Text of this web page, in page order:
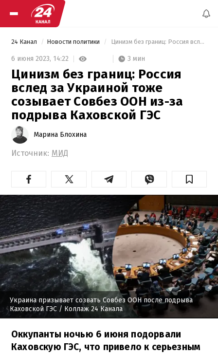
24 Канал Новости политики Цинизм без границ: Россия вслед за Украиной тоже созывает Совбез ООН из-за подрыва Каховской ГЭС
6 июня 2023, 14:22 3 мин
Цинизм без границ: Россия
вслед за Украиной тоже
созывает Совбез ООН из-за
подрыва Каховской ГЭС
Марина Блохина
Источник: МИД
Украина призывает созвать Совбез ООН после подрыва
Каховской ГЭС / Коллаж 24 Канала
Оккупанты ночью 6 июня подорвали
Каховскую ГЭС, что привело к серьезным